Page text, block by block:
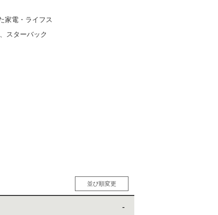
蔦
家電・ライフス
スターバック
並び順変更
人気順